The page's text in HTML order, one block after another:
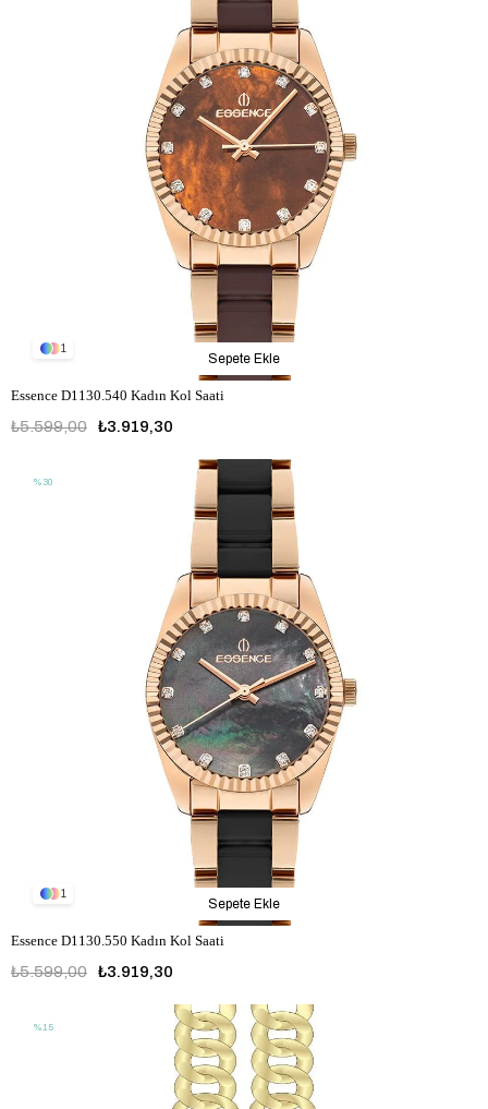
1
Essence D1130.540 Kadın Kol Saati
₺3.919,30
₺5.599,00
Sepete Ekle
1
Essence D1130.550 Kadın Kol Saati
₺3.919,30
₺5.599,00
Sepete Ekle
%30
%15